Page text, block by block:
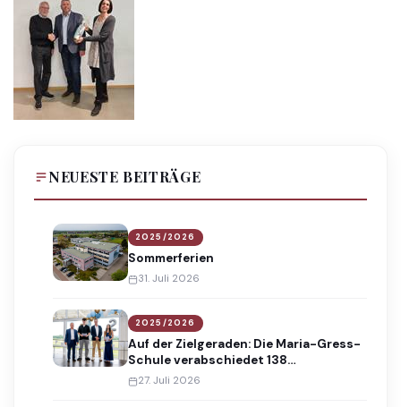
NEUESTE BEITRÄGE
2025/2026
Sommerferien
31. Juli 2026
2025/2026
Auf der Zielgeraden: Die Maria-Gress-
Schule verabschiedet 138
Absolventinnen und Absolventen
27. Juli 2026